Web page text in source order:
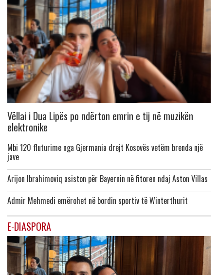
Vëllai i Dua Lipës po ndërton emrin e tij në muzikën
elektronike
Mbi 120 fluturime nga Gjermania drejt Kosovës vetëm brenda një
jave
Arijon Ibrahimoviq asiston për Bayernin në fitoren ndaj Aston Villas
Admir Mehmedi emërohet në bordin sportiv të Winterthurit
E-DIASPORA